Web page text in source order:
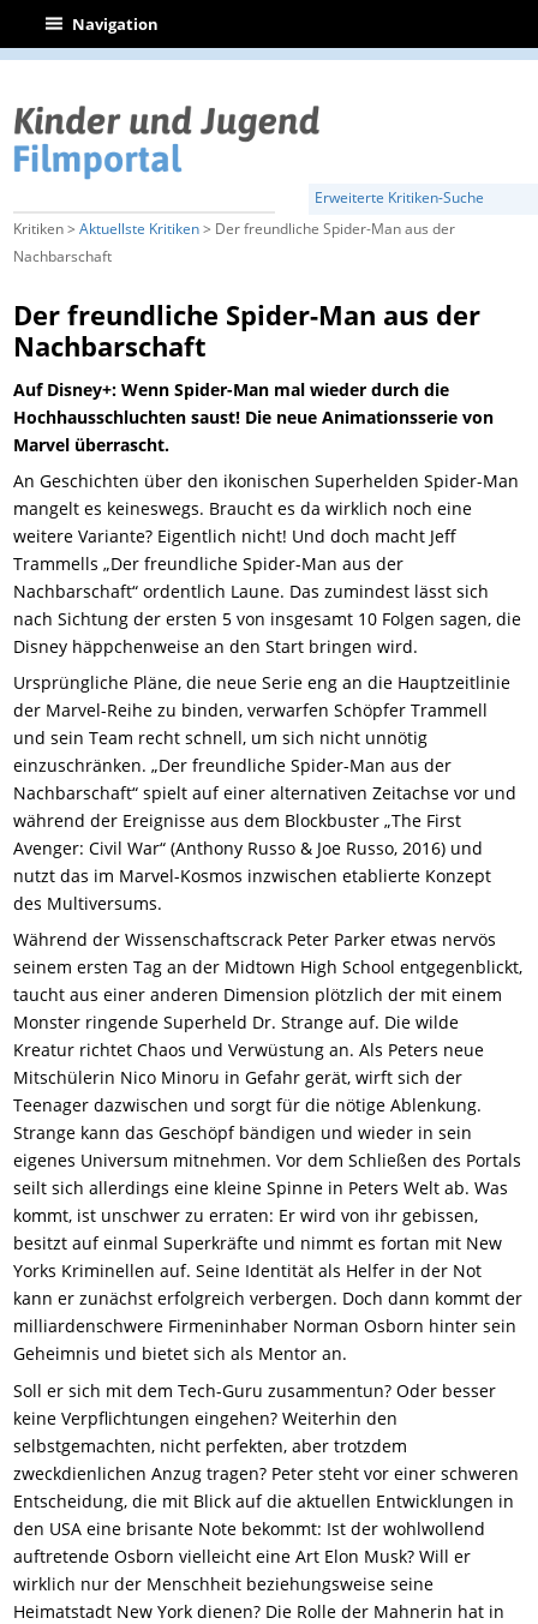
| Navigation
Erweiterte Kritiken-Suche
Kritiken >Aktuellste Kritiken> Der freundliche Spider-Man aus der
Nachbarschaft
Der freundliche Spider-Man aus der
Nachbarschaft
Auf Disney+: Wenn Spider-Man mal wieder durch die
Hochhausschluchten saust! Die neue Animationsserie von
Marvel überrascht.
An Geschichten über den ikonischen Superhelden Spider-Man
mangelt es keineswegs. Braucht es da wirklich noch eine
weitere Variante? Eigentlich nicht! Und doch macht Jeff
Trammells „Der freundliche Spider-Man aus der
Nachbarschaft“ ordentlich Laune. Das zumindest lässt sich
nach Sichtung der ersten 5 von insgesamt 10 Folgen sagen, die
Disney häppchenweise an den Start bringen wird.
Ursprüngliche Pläne, die neue Serie eng an die Hauptzeitlinie
der Marvel-Reihe zu binden, verwarfen Schöpfer Trammell
und sein Team recht schnell, um sich nicht unnötig
einzuschränken. „Der freundliche Spider-Man aus der
Nachbarschaft“ spielt auf einer alternativen Zeitachse vor und
während der Ereignisse aus dem Blockbuster „The First
Avenger: Civil War“ (Anthony Russo & Joe Russo, 2016) und
nutzt das im Marvel-Kosmos inzwischen etablierte Konzept
des Multiversums.
Während der Wissenschaftscrack Peter Parker etwas nervös
seinem ersten Tag an der Midtown High School entgegenblickt,
taucht aus einer anderen Dimension plötzlich der mit einem
Monster ringende Superheld Dr. Strange auf. Die wilde
Kreatur richtet Chaos und Verwüstung an. Als Peters neue
Mitschülerin Nico Minoru in Gefahr gerät, wirft sich der
Teenager dazwischen und sorgt für die nötige Ablenkung.
Strange kann das Geschöpf bändigen und wieder in sein
eigenes Universum mitnehmen. Vor dem Schließen des Portals
seilt sich allerdings eine kleine Spinne in Peters Welt ab. Was
kommt, ist unschwer zu erraten: Er wird von ihr gebissen,
besitzt auf einmal Superkräfte und nimmt es fortan mit New
Yorks Kriminellen auf. Seine Identität als Helfer in der Not
kann er zunächst erfolgreich verbergen. Doch dann kommt der
milliardenschwere Firmeninhaber Norman Osborn hinter sein
Geheimnis und bietet sich als Mentor an.
Soll er sich mit dem Tech-Guru zusammentun? Oder besser
keine Verpflichtungen eingehen? Weiterhin den
selbstgemachten, nicht perfekten, aber trotzdem
zweckdienlichen Anzug tragen? Peter steht vor einer schweren
Entscheidung, die mit Blick auf die aktuellen Entwicklungen in
den USA eine brisante Note bekommt: Ist der wohlwollend
auftretende Osborn vielleicht eine Art Elon Musk? Will er
wirklich nur der Menschheit beziehungsweise seine
Heimatstadt New York dienen? Die Rolle der Mahnerin hat in